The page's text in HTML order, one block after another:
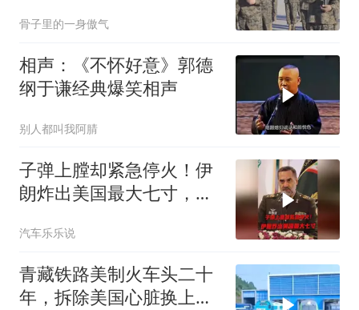
骨子里的一身傲气
相声：《不怀好意》郭德
纲于谦经典爆笑相声
别人都叫我阿腈
子弹上膛却紧急停火！伊
朗炸出美国最大七寸，特
汽车乐乐说
青藏铁路美制火车头二十
年，拆除美国心脏换上绿